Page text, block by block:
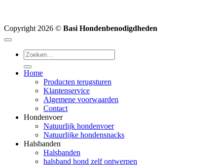
Copyright 2026 © Basi Hondenbenodigdheden
Zoeken
naar:
Home
Producten terugsturen
Klantenservice
Algemene voorwaarden
Contact
Hondenvoer
Natuurlijk hondenvoer
Natuurlijke hondensnacks
Halsbanden
Halsbanden
halsband hond zelf ontwerpen